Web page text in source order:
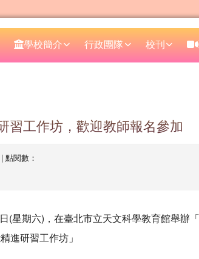
學校簡介 行政團隊 校刊
習工作坊，歡迎教師報名參加
點閱數：
(星期六)，在臺北市立天文科學教育館舉辦
進研習工作坊」